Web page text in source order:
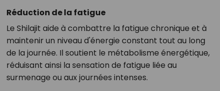
Réduction de la fatigue
Le Shilajit aide à combattre la fatigue chronique et à
maintenir un niveau d'énergie constant tout au long
de la journée. Il soutient le métabolisme énergétique,
réduisant ainsi la sensation de fatigue liée au
surmenage ou aux journées intenses.